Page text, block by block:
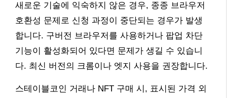
새로운 기술에 익숙하지 않은 경우, 종종 브라우저
호환성 문제로 신청 과정이 중단되는 경우가 발생
합니다. 구버전 브라우저를 사용하거나 팝업 차단
기능이 활성화되어 있다면 문제가 생길 수 있습니
다. 최신 버전의 크롬이나 엣지 사용을 권장합니다.
스테이블코인 거래나 NFT 구매 시, 표시된 가격 외